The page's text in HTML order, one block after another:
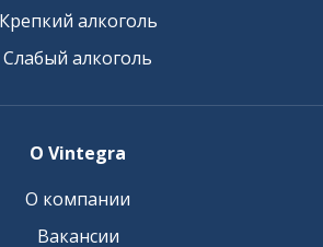
Крепкий алкоголь
Слабый алкоголь
О Vintegra
О компании
Вакансии